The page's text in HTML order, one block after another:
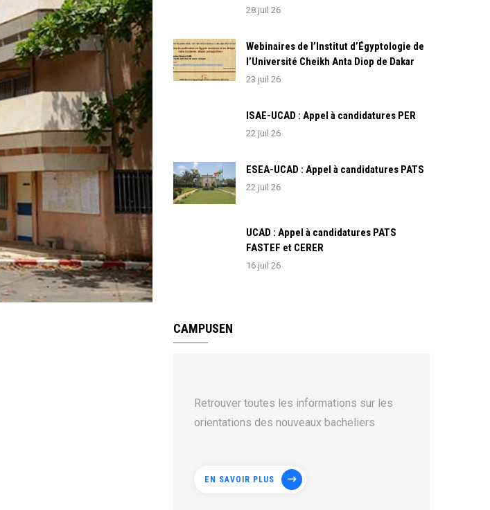
28 juil 26
Webinaires de l’Institut d’Égyptologie de
l’Université Cheikh Anta Diop de Dakar
23 juil 26
ISAE-UCAD : Appel à candidatures PER
22 juil 26
ESEA-UCAD : Appel à candidatures PATS
22 juil 26
UCAD : Appel à candidatures PATS
FASTEF et CERER
16 juil 26
CAMPUSEN
Retrouver toutes les informations sur les
orientations des nouveaux bacheliers
EN SAVOIR PLUS